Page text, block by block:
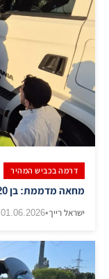
דרמה בכביש המהיר
מחאה מדממת: בן 20 נפצע קשה מפגיעת אופנוע
ישראל רייך•
01.06.2026